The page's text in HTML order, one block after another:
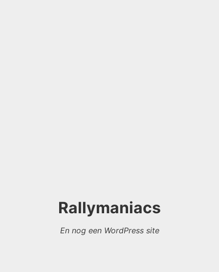
Rallymaniacs
En nog een WordPress site